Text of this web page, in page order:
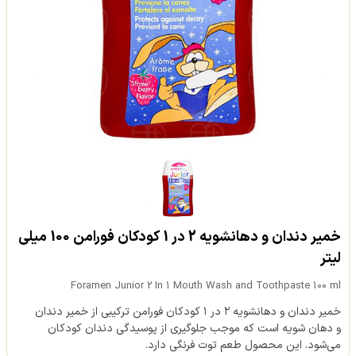
خمیر دندان و دهانشویه 2 در 1 کودکان فورامن 100 میلی
لیتر
Foramen Junior 2 In 1 Mouth Wash and Toothpaste 100 ml
خمیر دندان و دهانشویه ۲ در ۱ کودکان فورامن ترکیبی از خمیر دندان
و دهان شویه است که موجب جلوگیری از پوسیدگی دندان کودکان
می‌شود. این محصول طعم توت فرنگی دارد.